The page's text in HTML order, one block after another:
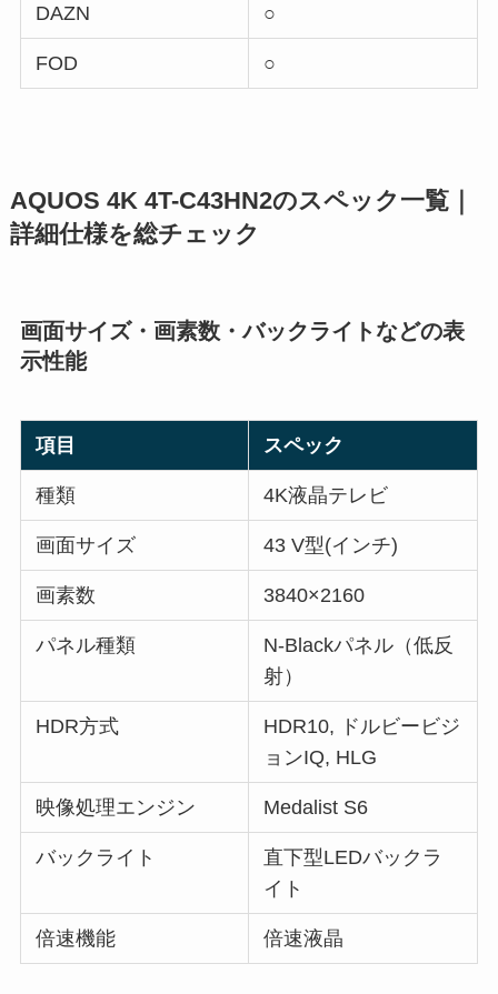
DAZN ○
FOD ○
AQUOS 4K 4T-C43HN2のスペック一覧｜
詳細仕様を総チェック
画面サイズ・画素数・バックライトなどの表
示性能
項目 スペック
種類 4K液晶テレビ
画面サイズ 43 V型(インチ)
画素数 3840×2160
パネル種類
N-Blackパネル（低反
射）
HDR方式
HDR10, ドルビービジ
ョンIQ, HLG
映像処理エンジン Medalist S6
バックライト
直下型LEDバックラ
イト
倍速機能 倍速液晶